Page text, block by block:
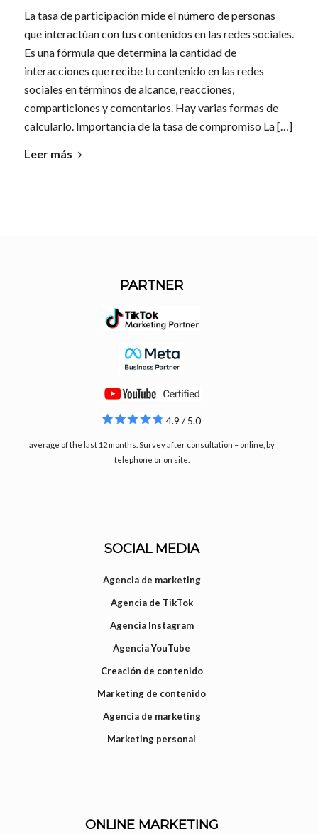
La tasa de participación mide el número de personas
que interactúan con tus contenidos en las redes sociales.
Es una fórmula que determina la cantidad de
interacciones que recibe tu contenido en las redes
sociales en términos de alcance, reacciones,
comparticiones y comentarios. Hay varias formas de
calcularlo. Importancia de la tasa de compromiso La […]
Leer más
PARTNER
4.9 / 5.0
average of the last 12 months. Survey after consultation – online, by
telephone or on site.
SOCIAL MEDIA
Agencia de marketing
Agencia de TikTok
Agencia Instagram
Agencia YouTube
Creación de contenido
Marketing de contenido
Agencia de marketing
Marketing personal
ONLINE MARKETING